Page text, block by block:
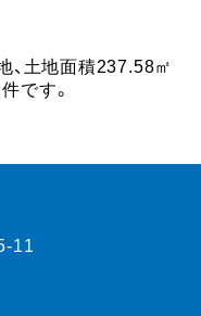
、土地面積237.58㎡
です。
11